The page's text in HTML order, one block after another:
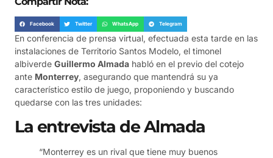
Facebook Twitter WhatsApp Telegram
En conferencia de prensa virtual, efectuada esta tarde en las
instalaciones de Territorio Santos Modelo, el timonel
albiverde Guillermo Almada habló en el previo del cotejo
ante Monterrey, asegurando que mantendrá su ya
característico estilo de juego, proponiendo y buscando
quedarse con las tres unidades:
La entrevista de Almada
“Monterrey es un rival que tiene muy buenos